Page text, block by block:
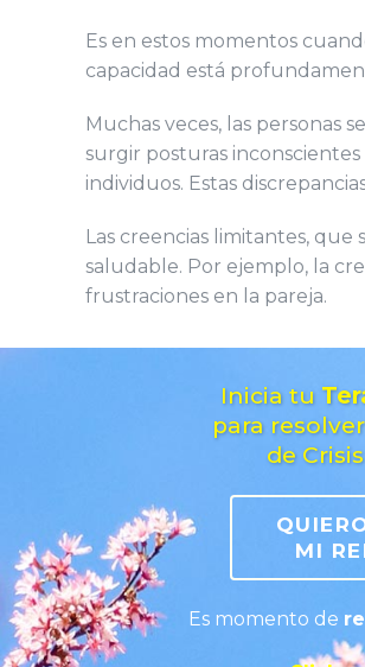
Es en estos momentos
capacidad está
Muchas veces, las personas
surgir posturas
individuos. Estas
Las creencias limitantes,
saludable. Por ejemplo, la
frustraciones en la pareja.
Inicia tu
para
de
MI
Es momento de